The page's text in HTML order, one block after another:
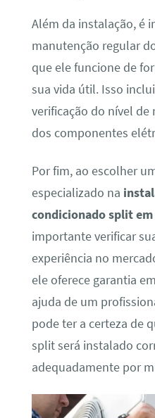
Além da instalação, é
manutenção regular
que ele funcione de
sua vida útil. Isso
verificação do nível de
dos componentes
Por fim, ao escolher
especializado na
condicionado split em
importante verificar
experiência no
ele oferece garantia
ajuda de um
pode ter a certeza de
split será instalado
adequadamente por